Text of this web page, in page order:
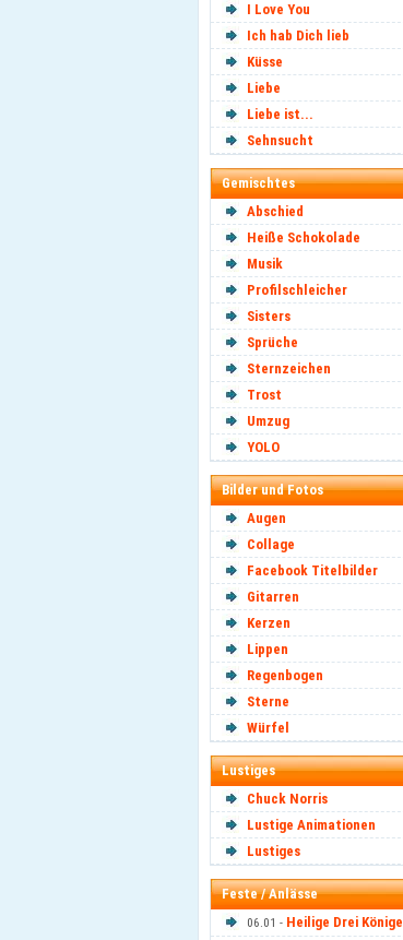
I Love You
Ich hab Dich lieb
Küsse
Liebe
Liebe ist...
Sehnsucht
Gemischtes
Abschied
Heiße Schokolade
Musik
Profilschleicher
Sisters
Sprüche
Sternzeichen
Trost
Umzug
YOLO
Bilder und Fotos
Augen
Collage
Facebook Titelbilder
Gitarren
Kerzen
Lippen
Regenbogen
Sterne
Würfel
Lustiges
Chuck Norris
Lustige Animationen
Lustiges
Feste / Anlässe
06.01 - Heilige Drei Könige